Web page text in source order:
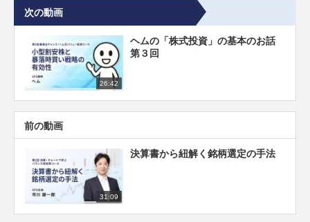
次の動画
26:42
ヘムの「株式投資」の基本のお話
第３回
前の動画
31:09
決算書から紐解く銘柄選定の手法